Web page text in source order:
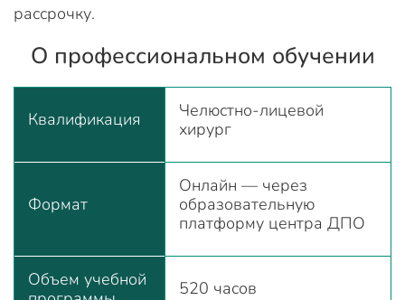
рассрочку.
О профессиональном обучении
Квалификация
Челюстно-лицевой
хирург
Формат
Онлайн — через
образовательную
платформу центра ДПО
Объем учебной
520 часов